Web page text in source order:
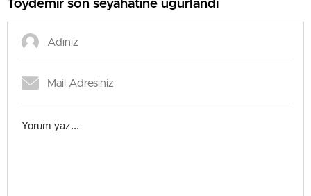
Toydemir son seyahatine uğurlandı